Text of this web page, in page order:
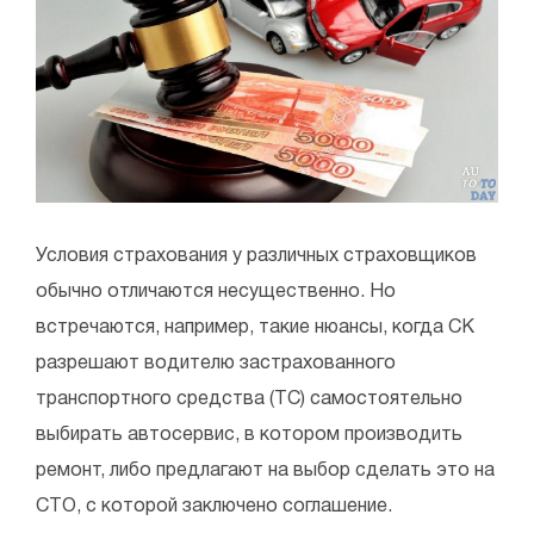
Условия страхования у различных страховщиков
обычно отличаются несущественно. Но
встречаются, например, такие нюансы, когда СК
разрешают водителю застрахованного
транспортного средства (ТС) самостоятельно
выбирать автосервис, в котором производить
ремонт, либо предлагают на выбор сделать это на
СТО, с которой заключено соглашение.